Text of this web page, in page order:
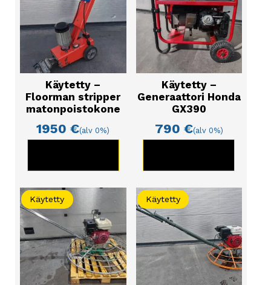
Käytetty –
Floorman stripper
matonpoistokone
1950€(alv 0%)
Käytetty –
Generaattori Honda
GX390
790 €(alv 0%)
Käytetty Käytetty